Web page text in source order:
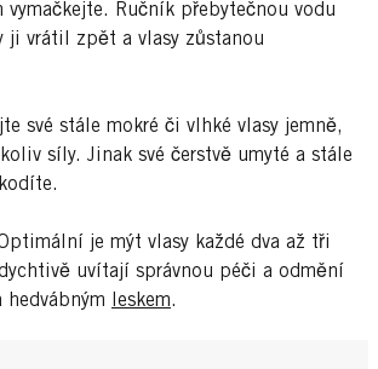
vymačkejte. Ručník přebytečnou vodu
ji vrátil zpět a vlasy zůstanou
své stále mokré či vlhké vlasy jemně,
síly. Jinak své čerstvě umyté a stále
je mýt vlasy každé dva až tři
uvítají správnou péči a odmění
leskem.